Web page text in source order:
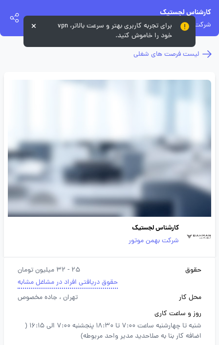
کارشناس لجستیک
شرکت بهمن موتور
لیست فرصت های شغلی
کارشناس لجستیک
شرکت بهمن موتور
حقوق
25 - 32 میلیون تومان
حقوق دریافتی افراد در مشاغل مشابه
محل کار
تهران ، جاده مخصوص
روز و ساعت کاری
شنبه تا چهارشنبه ساعت 7:00 تا 18:30 پنجشنبه 7:00 الی 16:15 (
اضافه کار بنا به صلاحدید مدیر واحد مربوطه)
برای تجربه کاربری بهتر و سرعت بالاتر، vpn
خود را خاموش کنید.